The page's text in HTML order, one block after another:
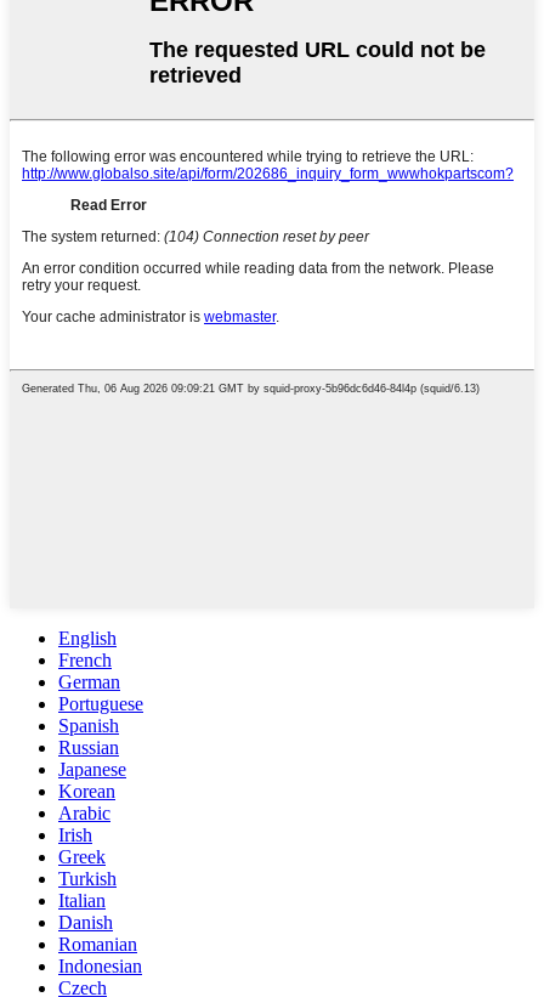
English
French
German
Portuguese
Spanish
Russian
Japanese
Korean
Arabic
Irish
Greek
Turkish
Italian
Danish
Romanian
Indonesian
Czech